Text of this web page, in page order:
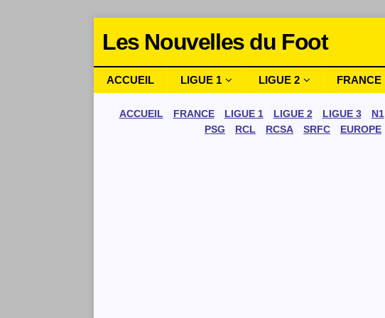
Les Nouvelles du Foot
ACCUEIL LIGUE 1 LIGUE 2 FRANCE
ACCUEIL FRANCE LIGUE 1 LIGUE 2 LIGUE 3 N1
PSG
RCL RCSA SRFC EUROPE